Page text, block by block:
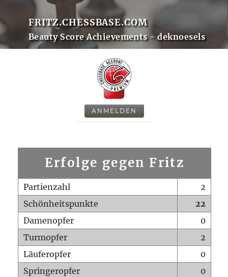
FRITZ.CHESSBASE.COM
Beauty Score Achievements - deknoesels
ANMELDEN
Erfolge gegen Fritz
Partienzahl
2
Schönheitspunkte
22
Damenopfer
0
Turmopfer
2
Läuferopfer
0
Springeropfer
0